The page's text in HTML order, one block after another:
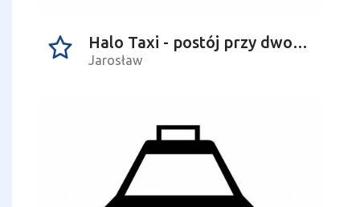
Halo Taxi - postój przy dworcu
Jarosław